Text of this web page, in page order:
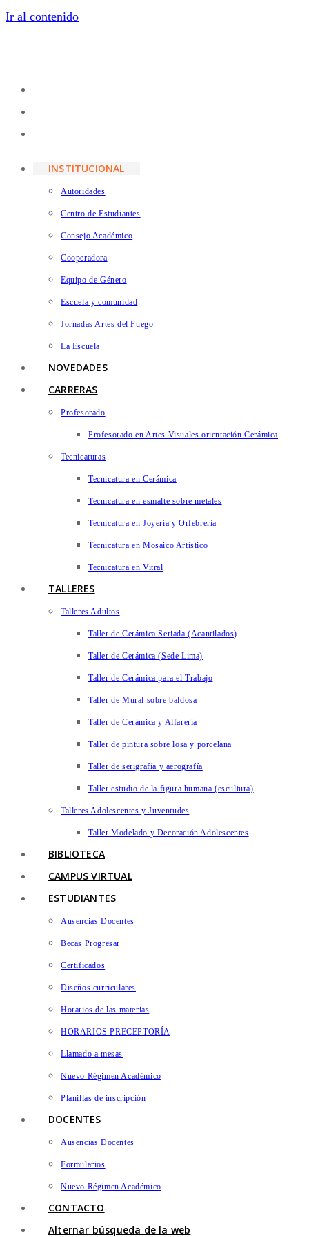
Ir al contenido
INSTITUCIONAL
Autoridades
Centro de Estudiantes
Consejo Académico
Cooperadora
Equipo de Género
Escuela y comunidad
Jornadas Artes del Fuego
La Escuela
NOVEDADES
CARRERAS
Profesorado
Profesorado en Artes Visuales orientación Cerámica
Tecnicaturas
Tecnicatura en Cerámica
Tecnicatura en esmalte sobre metales
Tecnicatura en Joyería y Orfebrería
Tecnicatura en Mosaico Artístico
Tecnicatura en Vitral
TALLERES
Talleres Adultos
Taller de Cerámica Seriada (Acantilados)
Taller de Cerámica (Sede Lima)
Taller de Cerámica para el Trabajo
Taller de Mural sobre baldosa
Taller de Cerámica y Alfarería
Taller de pintura sobre losa y porcelana
Taller de serigrafía y aerografía
Taller estudio de la figura humana (escultura)
Talleres Adolescentes y Juventudes
Taller Modelado y Decoración Adolescentes
BIBLIOTECA
CAMPUS VIRTUAL
ESTUDIANTES
Ausencias Docentes
Becas Progresar
Certificados
Diseños curriculares
Horarios de las materias
HORARIOS PRECEPTORÍA
Llamado a mesas
Nuevo Régimen Académico
Planillas de inscripción
DOCENTES
Ausencias Docentes
Formularios
Nuevo Régimen Académico
CONTACTO
Alternar búsqueda de la web